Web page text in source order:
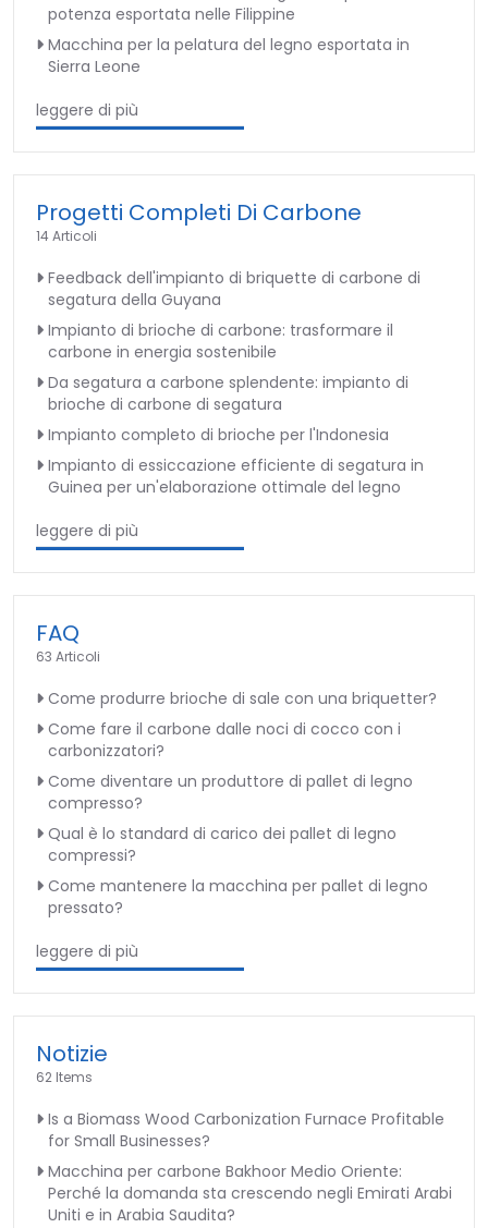
potenza esportata nelle Filippine
Macchina per la pelatura del legno esportata in
Sierra Leone
leggere di più
Progetti Completi Di Carbone
14 Articoli
Feedback dell'impianto di briquette di carbone di
segatura della Guyana
Impianto di brioche di carbone: trasformare il
carbone in energia sostenibile
Da segatura a carbone splendente: impianto di
brioche di carbone di segatura
Impianto completo di brioche per l'Indonesia
Impianto di essiccazione efficiente di segatura in
Guinea per un'elaborazione ottimale del legno
leggere di più
FAQ
63 Articoli
Come produrre brioche di sale con una briquetter?
Come fare il carbone dalle noci di cocco con i
carbonizzatori?
Come diventare un produttore di pallet di legno
compresso?
Qual è lo standard di carico dei pallet di legno
compressi?
Come mantenere la macchina per pallet di legno
pressato?
leggere di più
Notizie
62 Items
Is a Biomass Wood Carbonization Furnace Profitable
for Small Businesses?
Macchina per carbone Bakhoor Medio Oriente:
Perché la domanda sta crescendo negli Emirati Arabi
Uniti e in Arabia Saudita?